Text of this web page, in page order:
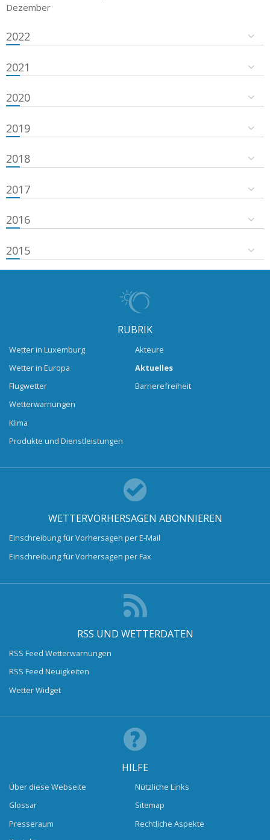
Dezember
2022
2021
2020
2019
2018
2017
2016
2015
RUBRIK
Wetter in Luxemburg
Wetter in Europa
Flugwetter
Wetterwarnungen
Klima
Produkte und Dienstleistungen
Akteure
Aktuelles
Barrierefreiheit
WETTERVORHERSAGEN ABONNIEREN
Einschreibung für Vorhersagen per E-Mail
Einschreibung für Vorhersagen per Fax
RSS UND WETTERDATEN
RSS Feed Wetterwarnungen
RSS Feed Neuigkeiten
Wetter Widget
HILFE
Über diese Webseite
Glossar
Presseraum
Nützliche Links
Sitemap
Rechtliche Aspekte